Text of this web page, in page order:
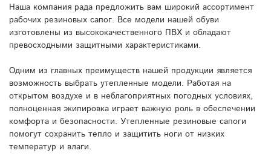
Наша компания рада предложить вам широкий ассортимент
рабочих резиновых сапог. Все модели нашей обуви
изготовлены из высококачественного ПВХ и обладают
превосходными защитными характеристиками.
Одним из главных преимуществ нашей продукции является
возможность выбрать утепленные модели. Работая на
открытом воздухе и в неблагоприятных погодных условиях,
полноценная экипировка играет важную роль в обеспечении
комфорта и безопасности. Утепленные резиновые сапоги
помогут сохранить тепло и защитить ноги от низких
температур и влаги.